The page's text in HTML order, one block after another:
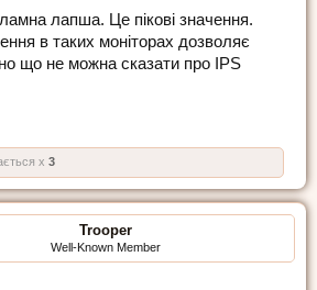
лапша. Це пікові значення.
в таких моніторах дозволяє
що не можна сказати про IPS
x 3
Trooper
Well-Known Member